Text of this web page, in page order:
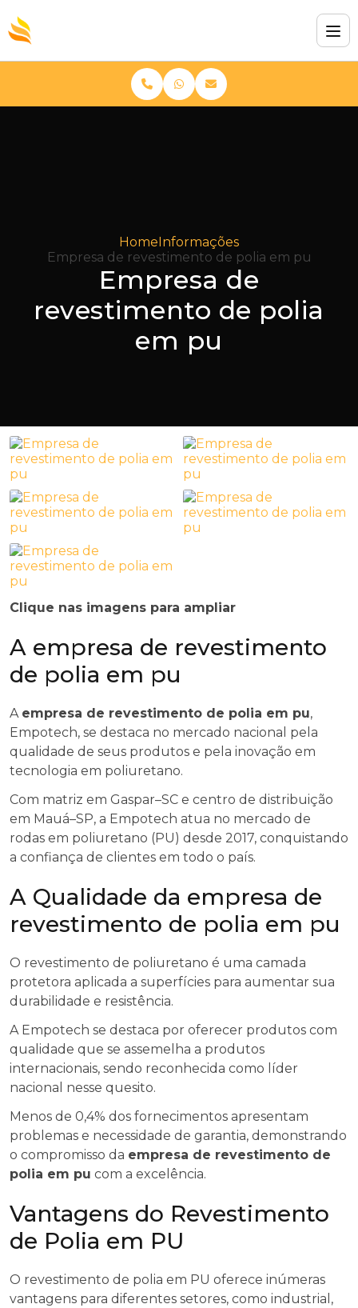
Home Informações
Empresa de revestimento de polia em pu
Empresa de
revestimento de polia
em pu
Clique nas imagens para ampliar
A empresa de revestimento
de polia em pu
A empresa de revestimento de polia em pu,
Empotech, se destaca no mercado nacional pela
qualidade de seus produtos e pela inovação em
tecnologia em poliuretano.
Com matriz em Gaspar–SC e centro de distribuição
em Mauá–SP, a Empotech atua no mercado de
rodas em poliuretano (PU) desde 2017, conquistando
a confiança de clientes em todo o país.
A Qualidade da empresa de
revestimento de polia em pu
O revestimento de poliuretano é uma camada
protetora aplicada a superfícies para aumentar sua
durabilidade e resistência.
A Empotech se destaca por oferecer produtos com
qualidade que se assemelha a produtos
internacionais, sendo reconhecida como líder
nacional nesse quesito.
Menos de 0,4% dos fornecimentos apresentam
problemas e necessidade de garantia, demonstrando
o compromisso da empresa de revestimento de
polia em pu com a excelência.
Vantagens do Revestimento
de Polia em PU
O revestimento de polia em PU oferece inúmeras
vantagens para diferentes setores, como industrial,